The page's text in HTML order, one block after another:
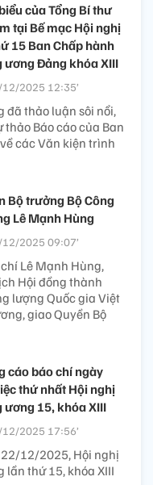
của Tổng Bí thư
tại Bế mạc Hội nghị
15 Ban Chấp hành
ương Đảng khóa XIII
2025 12:35’
đã thảo luận sôi nổi,
Báo cáo của Ban
các Văn kiện trình
Bộ trưởng Bộ Công
Lê Mạnh Hùng
2025 09:07’
Lê Mạnh Hùng,
Hội đồng thành
lượng Quốc gia Việt
giao Quyền Bộ
cáo báo chí ngày
thứ nhất Hội nghị
ương 15, khóa XIII
2025 17:56’
12/2025, Hội nghị
lần thứ 15, khóa XIII